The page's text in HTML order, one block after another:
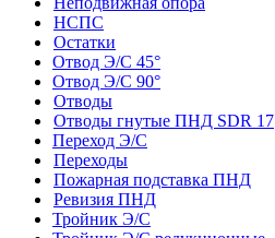
НСПС
Остатки
Отвод Э/С 45°
Отвод Э/С 90°
Отводы
Отводы гнутые ПНД SDR 17
Переход Э/С
Переходы
Пожарная подставка ПНД
Ревизия ПНД
Тройник Э/С